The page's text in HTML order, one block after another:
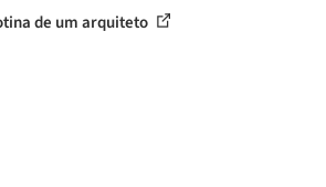
de um arquiteto